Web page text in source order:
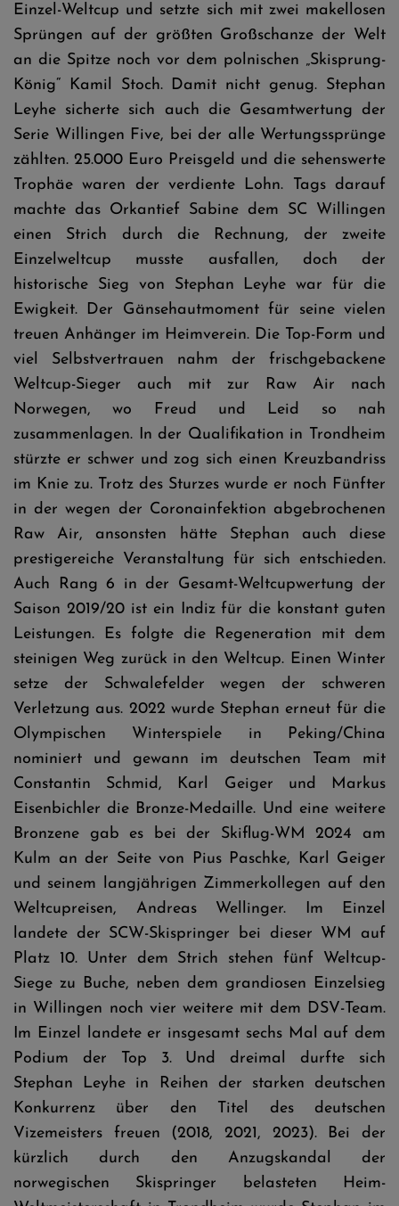
Einzel-Weltcup und setzte sich mit zwei makellosen
Sprüngen auf der größten Großschanze der Welt
an die Spitze noch vor dem polnischen „Skisprung-
König“ Kamil Stoch. Damit nicht genug. Stephan
Leyhe sicherte sich auch die Gesamtwertung der
Serie Willingen Five, bei der alle Wertungssprünge
zählten. 25.000 Euro Preisgeld und die sehenswerte
Trophäe waren der verdiente Lohn. Tags darauf
machte das Orkantief Sabine dem SC Willingen
einen Strich durch die Rechnung, der zweite
Einzelweltcup musste ausfallen, doch der
historische Sieg von Stephan Leyhe war für die
Ewigkeit. Der Gänsehautmoment für seine vielen
treuen Anhänger im Heimverein. Die Top-Form und
viel Selbstvertrauen nahm der frischgebackene
Weltcup-Sieger auch mit zur Raw Air nach
Norwegen, wo Freud und Leid so nah
zusammenlagen. In der Qualifikation in Trondheim
stürzte er schwer und zog sich einen Kreuzbandriss
im Knie zu. Trotz des Sturzes wurde er noch Fünfter
in der wegen der Coronainfektion abgebrochenen
Raw Air, ansonsten hätte Stephan auch diese
prestigereiche Veranstaltung für sich entschieden.
Auch Rang 6 in der Gesamt-Weltcupwertung der
Saison 2019/20 ist ein Indiz für die konstant guten
Leistungen. Es folgte die Regeneration mit dem
steinigen Weg zurück in den Weltcup. Einen Winter
setze der Schwalefelder wegen der schweren
Verletzung aus. 2022 wurde Stephan erneut für die
Olympischen Winterspiele in Peking/China
nominiert und gewann im deutschen Team mit
Constantin Schmid, Karl Geiger und Markus
Eisenbichler die Bronze-Medaille. Und eine weitere
Bronzene gab es bei der Skiflug-WM 2024 am
Kulm an der Seite von Pius Paschke, Karl Geiger
und seinem langjährigen Zimmerkollegen auf den
Weltcupreisen, Andreas Wellinger. Im Einzel
landete der SCW-Skispringer bei dieser WM auf
Platz 10. Unter dem Strich stehen fünf Weltcup-
Siege zu Buche, neben dem grandiosen Einzelsieg
in Willingen noch vier weitere mit dem DSV-Team.
Im Einzel landete er insgesamt sechs Mal auf dem
Podium der Top 3. Und dreimal durfte sich
Stephan Leyhe in Reihen der starken deutschen
Konkurrenz über den Titel des deutschen
Vizemeisters freuen (2018, 2021, 2023). Bei der
kürzlich durch den Anzugskandal der
norwegischen Skispringer belasteten Heim-